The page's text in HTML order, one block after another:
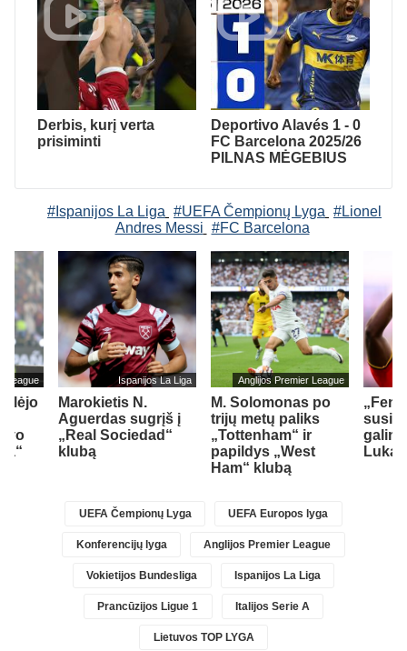
Derbis, kurį verta
prisiminti
Deportivo Alavés 1 - 0
FC Barcelona 2025/26
PILNAS MĖGEBIUS
#Ispanijos La Liga #UEFA Čempionų Lyga #Lionel
Andres Messi #FC Barcelona
League Ispanijos La Liga
Marokietis N.
Aguerdas sugrįš į
„Real Sociedad“
klubą
Anglijos Premier League
M. Solomonas po
trijų metų paliks
„Tottenham“ ir
papildys „West
Ham“ klubą
UEFA Čempionų Lyga UEFA Europos lyga
Konferencijų lyga Anglijos Premier League
Vokietijos Bundesliga Ispanijos La Liga
Prancūzijos Ligue 1 Italijos Serie A
Lietuvos TOP LYGA